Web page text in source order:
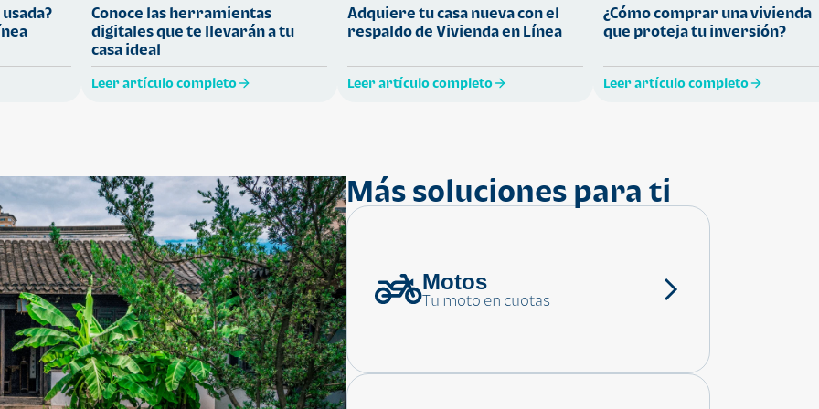
Conoce las herramientas
digitales que te llevarán a tu
casa ideal
Leer artículo completo
Adquiere tu casa nueva con el
respaldo de Vivienda en Línea
Leer artículo completo
¿Cómo comprar una vivienda
que proteja tu inversión?
Leer artículo completo
Más soluciones para ti
Motos
Tu moto en cuotas